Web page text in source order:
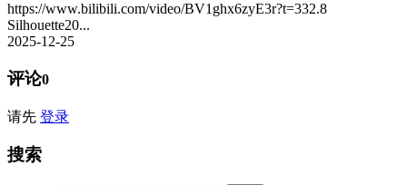
https://www.bilibili.com/video/BV1ghx6zyE3r?t=332.8
Silhouette20...
2025-12-25
评论0
请先 登录
搜索